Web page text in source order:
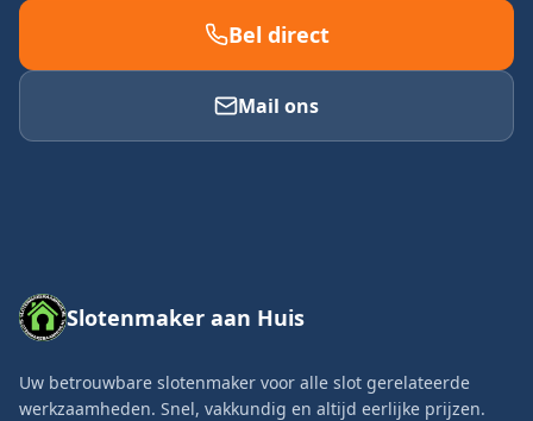
Bel direct
Mail ons
Slotenmaker aan Huis
Uw betrouwbare slotenmaker voor alle slot gerelateerde
werkzaamheden. Snel, vakkundig en altijd eerlijke prijzen.